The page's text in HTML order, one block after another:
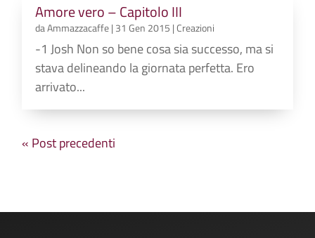
Amore vero – Capitolo III
daAmmazzacaffe| 31 Gen 2015 |Creazioni
-1 Josh Non so bene cosa sia successo, ma si
stava delineando la giornata perfetta. Ero
arrivato...
« Post precedenti